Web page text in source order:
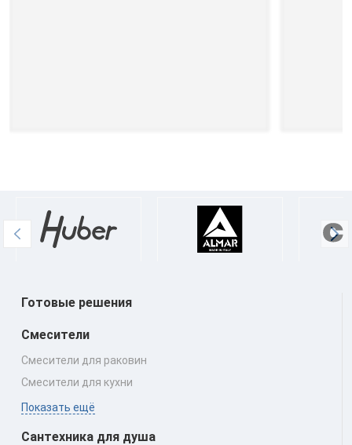
Готовые решения
Смесители
Смесители для раковин
Смесители для кухни
Показать ещё
Сантехника для душа